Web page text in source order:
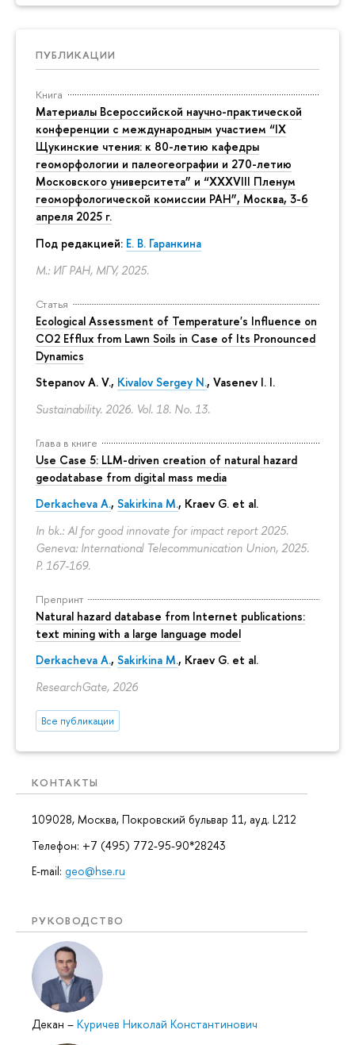
ПУБЛИКАЦИИ
Книга
Материалы Всероссийской научно-практической
конференции с международным участием “IX
Щукинские чтения: к 80-летию кафедры
геоморфологии и палеогеографии и 270-летию
Московского университета” и “XXXVIII Пленум
геоморфологической комиссии РАН”, Москва, 3-6
апреля 2025 г.
Под редакцией: Е. В. Гаранкина
М.: ИГ РАН, МГУ, 2025.
Статья
Ecological Assessment of Temperature's Influence on
CO2 Efflux from Lawn Soils in Case of Its Pronounced
Dynamics
Stepanov A. V., Kivalov Sergey N., Vasenev I. I.
Sustainability. 2026. Vol. 18. No. 13.
Глава в книге
Use Case 5: LLM-driven creation of natural hazard
geodatabase from digital mass media
Derkacheva A., Sakirkina M., Kraev G. et al.
In bk.: AI for good innovate for impact report 2025.
Geneva: International Telecommunication Union, 2025.
P. 167-169.
Препринт
Natural hazard database from Internet publications:
text mining with a large language model
Derkacheva A., Sakirkina M., Kraev G. et al.
ResearchGate, 2026
Все публикации
КОНТАКТЫ
109028, Москва, Покровский бульвар 11, ауд. L212
Телефон: +7 (495) 772-95-90*28243
E-mail: geo@hse.ru
РУКОВОДСТВО
Декан – Куричев Николай Константинович